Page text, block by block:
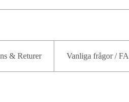
& Returer Vanliga frågor /